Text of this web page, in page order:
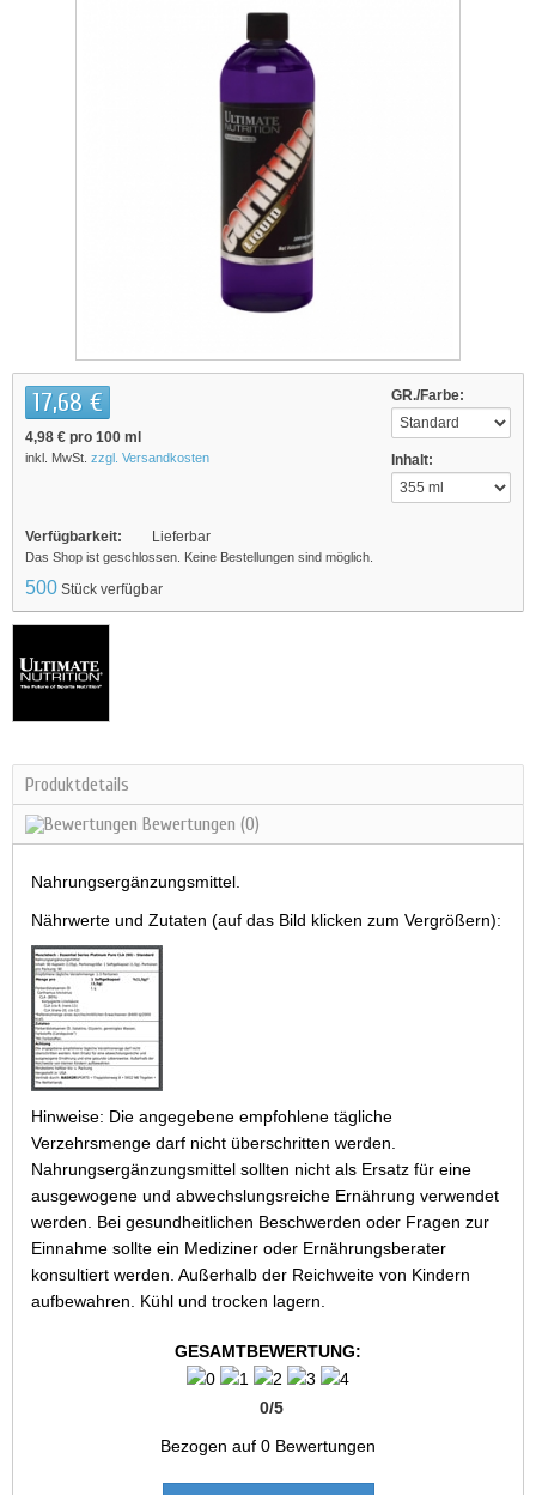
GR./Farbe:
Inhalt:
17,68 €
4,98 € pro 100 ml
inkl. MwSt. zzgl. Versandkosten
Verfügbarkeit: Lieferbar
Das Shop ist geschlossen. Keine Bestellungen sind möglich.
500 Stück verfügbar
Produktdetails
Bewertungen (0)
Nahrungsergänzungsmittel.
Nährwerte und Zutaten (auf das Bild klicken zum Vergrößern):
Hinweise: Die angegebene empfohlene tägliche
Verzehrsmenge darf nicht überschritten werden.
Nahrungsergänzungsmittel sollten nicht als Ersatz für eine
ausgewogene und abwechslungsreiche Ernährung verwendet
werden. Bei gesundheitlichen Beschwerden oder Fragen zur
Einnahme sollte ein Mediziner oder Ernährungsberater
konsultiert werden. Außerhalb der Reichweite von Kindern
aufbewahren. Kühl und trocken lagern.
GESAMTBEWERTUNG:
0/5
Bezogen auf 0 Bewertungen